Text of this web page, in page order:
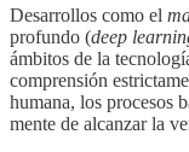
Desarrollos como el
profundo (deep
ámbitos de la
comprensión
humana, los procesos
mente de alcanzar la